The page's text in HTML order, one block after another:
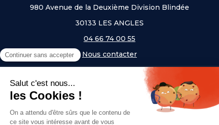
980 Avenue de la Deuxième Division Blindée
30133 LES ANGLES
04 66 74 00 55
Nous contacter
NOS UNIVERS